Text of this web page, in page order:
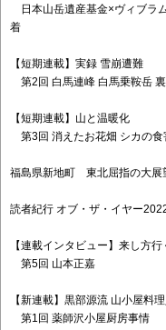
日本山岳遺産基金×ヴィブラ
着
【短期連載】実録 雪崩遭難
第2回 白馬連峰 白馬乗鞍岳
【短期連載】山と温暖化
第3回 消えたお花畑 シカの食
福島県新地町 東北屈指の大展
読者紀行 オブ・ザ・イヤー
【連載インタビュー】来し方行
第5回 山本正嘉
【新連載】黒部源流 山小屋料理
第1回 薬師沢小屋厨房事情